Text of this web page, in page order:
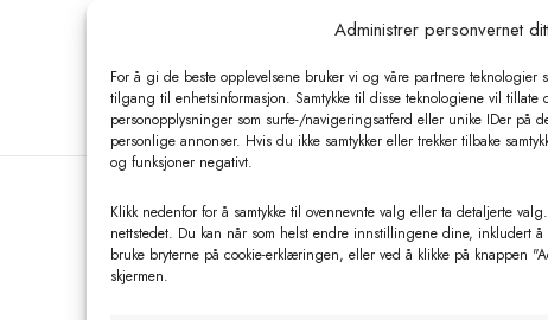
Administrer personvernet
For å gi de beste opplevelsene bruker vi og våre partnere
tilgang til enhetsinformasjon. Samtykke til disse teknologiene vil tillate
personopplysninger som surfe-/navigeringsatferd eller unike IDer på
personlige annonser. Hvis du ikke samtykker eller trekker tilbake
og funksjoner negativt.
Klikk nedenfor for å samtykke til ovennevnte valg eller ta detaljerte
nettstedet. Du kan når som helst endre innstillingene dine, inkludert å
bruke bryterne på cookie-erklæringen, eller ved å klikke på knappen
skjermen.
Relaterte